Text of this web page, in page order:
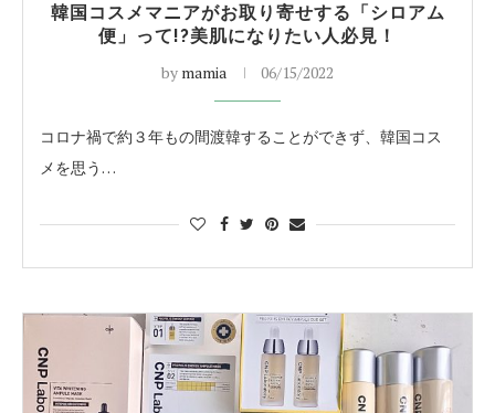
韓国コスメマニアがお取り寄せする「シロアム
便」って!?美肌になりたい人必見！
by mamia 06/15/2022
コロナ禍で約３年もの間渡韓することができず、韓国コス
メを思う…